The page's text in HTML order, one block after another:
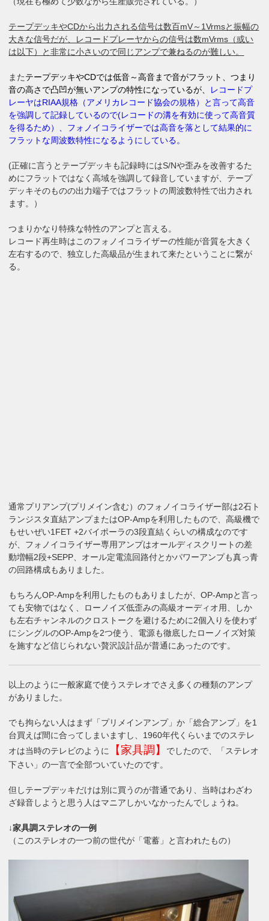
テープデッキやCDから出力される信号は数百mV～1Vrmsと振幅の
大きな信号だが、レコードプレーヤからの信号は数mVrms（或い
は以下）と非常に小さいので同じアンプで兼ねるのが難しい。
またテープデッキやCDでは低音～高音まで音がフラット、つまり
音の高さで凸凹が無いアンプの特性になっているが、 レコードプ
レーヤはRIAA規格（アメリカレコード協会の規格）と言って高音
を強調して記録しているので(レコードの溝を有効に使って高音質
を得るため）、フォノイコライザーでは高音を落として結果的に
フラットな周波数特性になるようにしている。
(正確に言うとテープデッキも記録時にはS/Nや歪みを改善するた
めにフラットではなく高域を強調して録音していますが、テープ
デッキそのものの出力端子ではフラットの周波数特性で出力され
ます。）
つまりかなり特殊な特性のアンプと言える。
レコード再生時はこのフォノイコライザーの性能が音質を大きく
左右するので、独立した高級品が生まれて来たということに繋が
る。
通常プリアンプ(プリメイン含む）のフォノイコライザー部は2石ト
ランジスタ直結アンプまたはOP-Ampを利用したもので、高級機で
もせいぜい1FET +2バイポーラの3段直結くらいの構成なのです
が、フォノイコライザー専用アンプはオールディスクリートの差
動増幅2段+SEPP、オール定電流回路付とかパワーアンプも真っ青
の回路構成もありました。
もちろんOP-Ampを利用したものもありましたが、OP-Ampと言っ
ても安物ではなく、ローノイズ低歪みの高級オーディオ用、しか
も左右チャンネルのクロストークを避けるために2個入りを使わず
にシングルのOP-Ampを2つ使う、電源も徹底したローノイズ対策
を施すなど信じられない贅沢設計品が普通にあったのです。
以上のように一般家庭で使うステレオでさえ多くの種類のアンプ
がありました。
でも拘らない人はまず「プリメインアンプ」か「総合アンプ」を1
台買えば間に合ってしまいますし、1960年代くらいまでのステレ
オは当時のテレビのように
【家具調】
でしたので、「ステレオ
下さい」の一言で全部ついていたのです。
但しテープデッキだけは別に買うのが普通であり、当時はわざわ
ざ録音しようと思う人はマニアしかいなかったんでしょうね。
↓家具調ステレオの一例
（このステレオの一つ前の世代が「電蓄」と言われたもの）